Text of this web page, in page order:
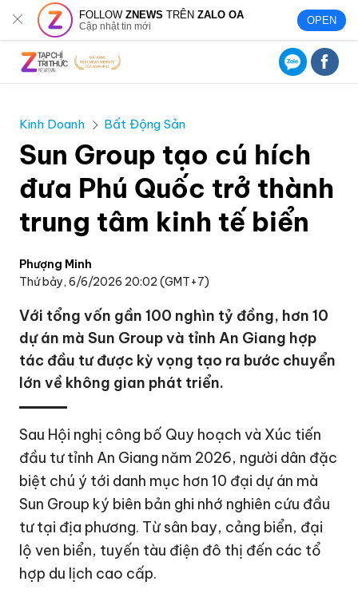
FOLLOWZNEWS TRÊNZALO OA
Cập nhật tin mới OPEN
Kinh Doanh Bất Động Sản
Sun Group tạo cú hích
đưa Phú Quốc trở thành
trung tâm kinh tế biển
Phượng Minh
Thứ bảy, 6/6/2026 20:02 (GMT+7)
Với tổng vốn gần 100 nghìn tỷ đồng, hơn 10
dự án mà Sun Group và tỉnh An Giang hợp
tác đầu tư được kỳ vọng tạo ra bước chuyển
lớn về không gian phát triển.
Sau Hội nghị công bố Quy hoạch và Xúc tiến
đầu tư tỉnh An Giang năm 2026, người dân đặc
biệt chú ý tới danh mục hơn 10 đại dự án mà
Sun Group ký biên bản ghi nhớ nghiên cứu đầu
tư tại địa phương. Từ sân bay, cảng biển, đại
lộ ven biển, tuyến tàu điện đô thị đến các tổ
hợp du lịch cao cấp.